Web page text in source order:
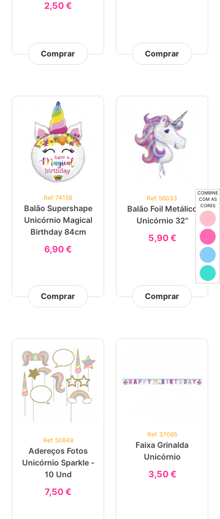
COMBINE
COM AS
CORES
2,50 €
Comprar Comprar
Ref. 74159
Balão Supershape
Unicórnio Magical
Birthday 84cm
6,90 €
Comprar
Ref. 56033
Balão Foil Metálico
Unicórnio 32"
5,90 €
Comprar
Ref. 50649
Adereços Fotos
Unicórnio Sparkle -
10 Und
7,50 €
Ref. 37065
Faixa Grinalda
Unicórnio
3,50 €